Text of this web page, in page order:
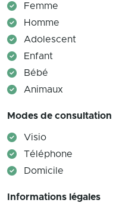
Femme
Homme
Adolescent
Enfant
Bébé
Animaux
Modes de consultation
Visio
Téléphone
Domicile
Informations légales